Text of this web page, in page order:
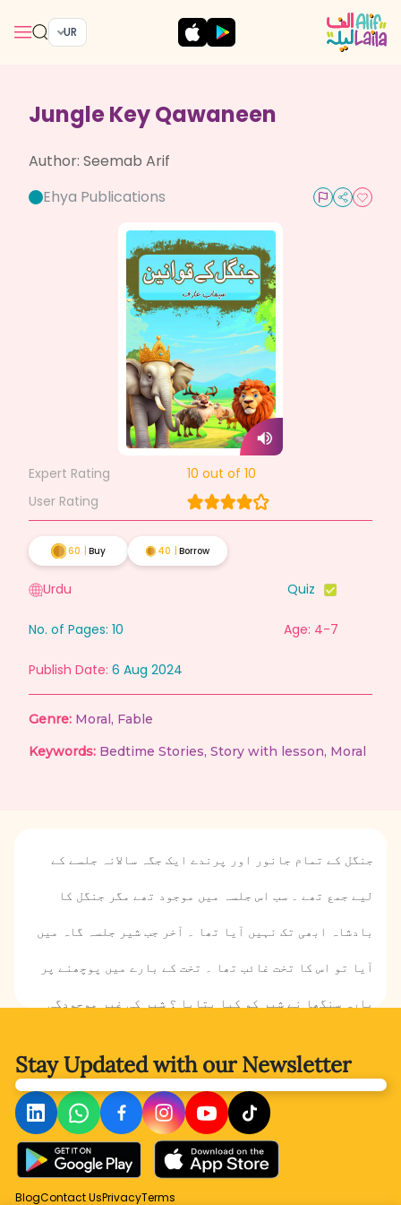
UR
Jungle Key Qawaneen
Author: Seemab Arif
Ehya Publications
Expert Rating 10 out of 10
User Rating
60 Buy 40 Borrow
Urdu Quiz
No. of Pages: 10 Age: 4-7
Publish Date: 6 Aug 2024
Genre: Moral, Fable
Keywords: Bedtime Stories, Story with lesson, Moral
جنگل کے تمام جانور اور پرندے ایک جگہ سالانہ جلسے کے
لیے جمع تھے ۔ سب اس جلسہ میں موجود تھے مگر جنگل کا
بادشاہ ابھی تک نہیں آیا تھا ۔ آخر جب شیر جلسہ گاہ میں
آیا تو اس کا تخت غائب تھا ۔ تخت کے بارے میں پوچھنے پر
بارہ سنگھا نے شیر کو کیا بتایا ؟ شیر کی غیر موجودگی
قانون کیا تھا ؟ آئیے جاننے کےلیے کہانی پڑھتے ہیں۔
Stay Updated withour Newsletter
BlogContact UsPrivacyTerms